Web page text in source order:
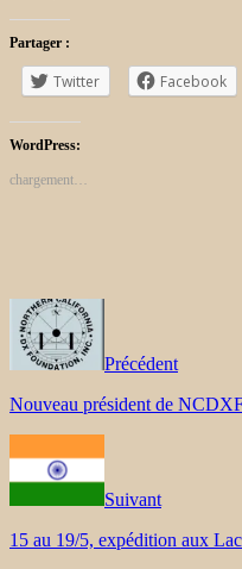
Partager :
Twitter Facebook
WordPress:
chargement…
Précédent
Nouveau président de
Suivant
15 au 19/5, expédition aux